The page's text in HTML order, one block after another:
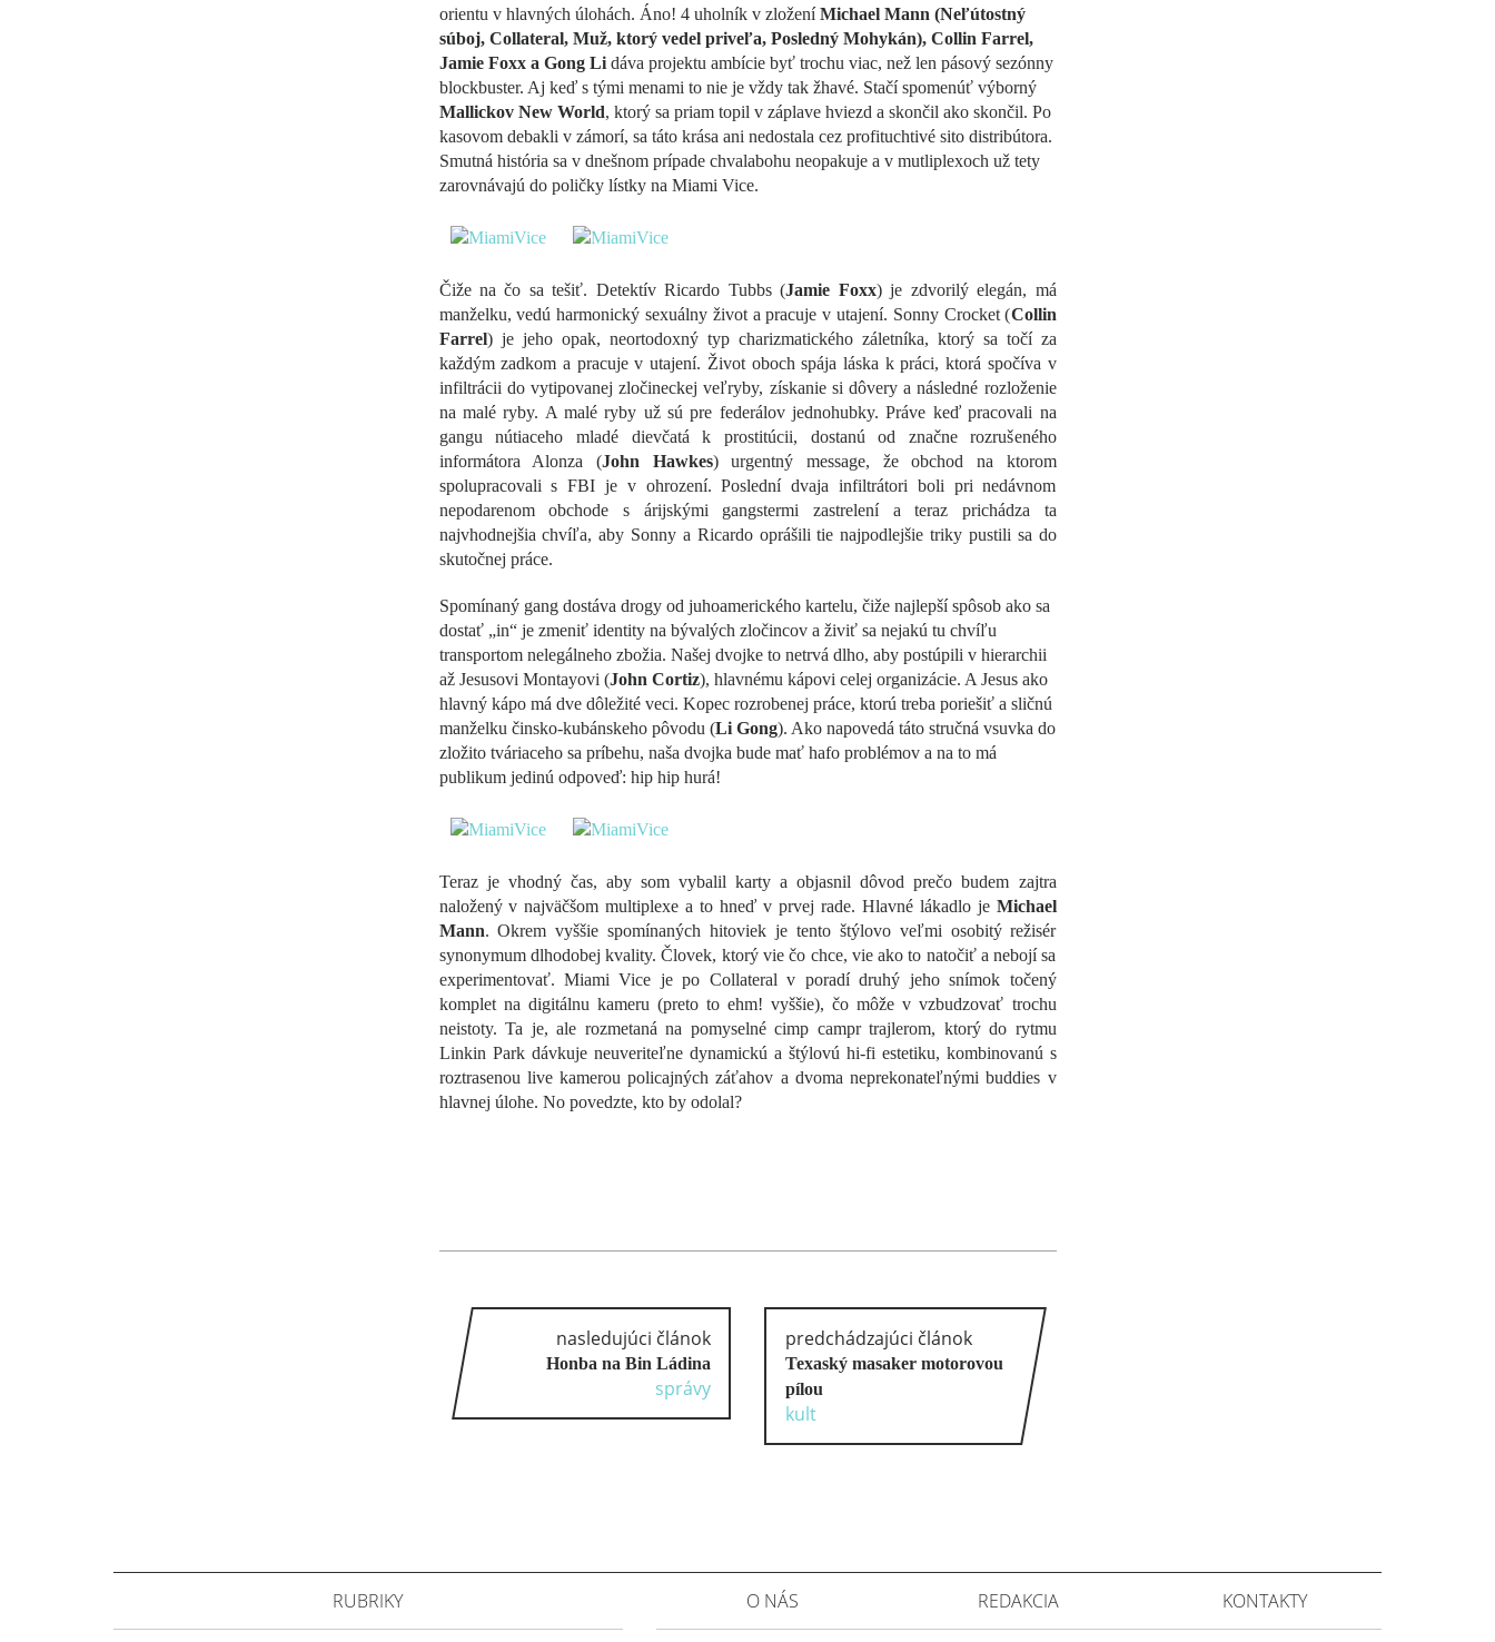
orientu v hlavných úlohách. Áno! 4 uholník v zloženíMichael Mann (Neľútostný
súboj, Collateral, Muž, ktorý vedel priveľa, Posledný Mohykán), Collin Farrel,
Jamie Foxx a Gong Lidáva projektu ambície byť trochu viac, než len pásový sezónny
blockbuster. Aj keď s tými menami to nie je vždy tak žhavé. Stačí spomenúť výborný
Mallickov New World, ktorý sa priam topil v záplave hviezd a skončil ako skončil. Po
kasovom debakli v zámorí, sa táto krása ani nedostala cez profituchtivé sito distribútora.
Smutná história sa v dnešnom prípade chvalabohu neopakuje a v mutliplexoch už tety
zarovnávajú do poličky lístky na Miami Vice.
Čiže na čo sa tešiť. Detektív Ricardo Tubbs (Jamie Foxx) je zdvorilý elegán, má
manželku, vedú harmonický sexuálny život a pracuje v utajení. Sonny Crocket (Collin
Farrel) je jeho opak, neortodoxný typ charizmatického záletníka, ktorý sa točí za
každým zadkom a pracuje v utajení. Život oboch spája láska k práci, ktorá spočíva v
infiltrácii do vytipovanej zločineckej veľryby, získanie si dôvery a následné rozloženie
na malé ryby. A malé ryby už sú pre federálov jednohubky. Práve keď pracovali na
gangu nútiaceho mladé dievčatá k prostitúcii, dostanú od značne rozrušeného
informátora Alonza (John Hawkes) urgentný message, že obchod na ktorom
spolupracovali s FBI je v ohrození. Poslední dvaja infiltrátori boli pri nedávnom
nepodarenom obchode s árijskými gangstermi zastrelení a teraz prichádza ta
najvhodnejšia chvíľa, aby Sonny a Ricardo oprášili tie najpodlejšie triky pustili sa do
skutočnej práce.
Spomínaný gang dostáva drogy od juhoamerického kartelu, čiže najlepší spôsob ako sa
dostať „in“ je zmeniť identity na bývalých zločincov a živiť sa nejakú tu chvíľu
transportom nelegálneho zbožia. Našej dvojke to netrvá dlho, aby postúpili v hierarchii
až Jesusovi Montayovi (John Cortiz), hlavnému kápovi celej organizácie. A Jesus ako
hlavný kápo má dve dôležité veci. Kopec rozrobenej práce, ktorú treba poriešiť a sličnú
manželku činsko-kubánskeho pôvodu (Li Gong). Ako napovedá táto stručná vsuvka do
zložito tváriaceho sa príbehu, naša dvojka bude mať hafo problémov a na to má
publikum jedinú odpoveď: hip hip hurá!
Teraz je vhodný čas, aby som vybalil karty a objasnil dôvod prečo budem zajtra
naložený v najväčšom multiplexe a to hneď v prvej rade. Hlavné lákadlo je Michael
Mann. Okrem vyššie spomínaných hitoviek je tento štýlovo veľmi osobitý režisér
synonymum dlhodobej kvality. Človek, ktorý vie čo chce, vie ako to natočiť a nebojí sa
experimentovať. Miami Vice je po Collateral v poradí druhý jeho snímok točený
komplet na digitálnu kameru (preto to ehm! vyššie), čo môže v vzbudzovať trochu
neistoty. Ta je, ale rozmetaná na pomyselné cimp campr trajlerom, ktorý do rytmu
Linkin Park dávkuje neuveriteľne dynamickú a štýlovú hi-fi estetiku, kombinovanú s
roztrasenou live kamerou policajných záťahov a dvoma neprekonateľnými buddies v
hlavnej úlohe. No povedzte, kto by odolal?
nasledujúci článok
Honba na Bin Ládina
správy
predchádzajúci článok
Texaský masaker motorovou
pílou
kult
O NÁS REDAKCIA KONTAKTY
RUBRIKY